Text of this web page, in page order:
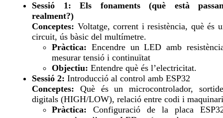
Sessió 1: Els fonaments (què està
realment?)
Conceptes: Voltatge, corrent i resistència, què és
circuit, ús bàsic del multímetre.
Pràctica: Encendre un LED amb
mesurar tensió i continuïtat
Objectiu: Entendre què és l’electricitat.
Sessió 2: Introducció al control amb ESP32
Conceptes: Què és un microcontrolador,
digitals (HIGH/LOW), relació entre codi i maquinari
Pràctica: Configuració de la placa